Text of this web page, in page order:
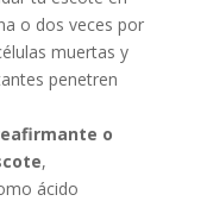
o dos veces por
muertas y
penetren
o
,
ácido